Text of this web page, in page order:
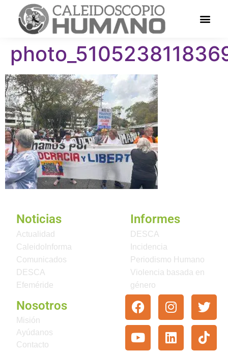
Noticias
Actualidad
CaleidoInforma
Comunicados
DESCA
Efeméride
Informes
DESCA
Incidencia
Periodismo Humano
Violencia basada en
género
Nosotros
Misión
Ayúdanos
Contacto